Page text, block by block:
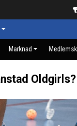
Marknad
Oldgirls?